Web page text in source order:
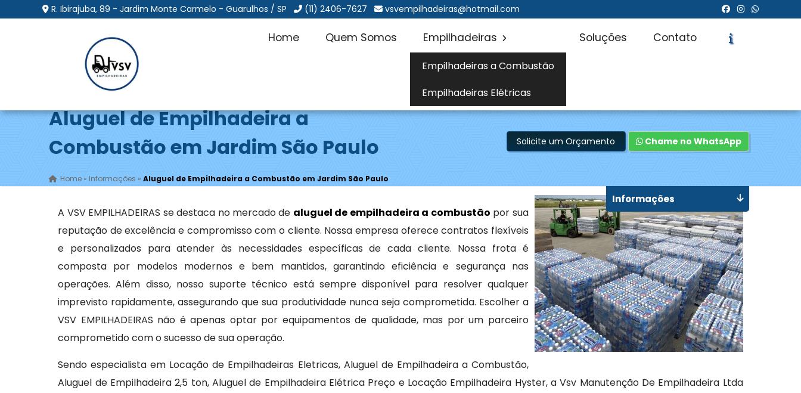
R. Ibirajuba, 89 - Jardim Monte Carmelo - Guarulhos / SP (11) 2406-7627 vsvempilhadeiras@hotmail.com
Home Quem Somos Empilhadeiras
Empilhadeiras a Combustão
Empilhadeiras Elétricas
Soluções Contato
Aluguel de Empilhadeira a
Combustão em Jardim São Paulo
Home »Informações »Aluguel de Empilhadeira a Combustão em Jardim São Paulo
Solicite um Orçamento Chame no WhatsApp
A VSV EMPILHADEIRAS se destaca no mercado de aluguel de empilhadeira a combustão por sua
reputação de excelência e compromisso com o cliente. Nossa empresa oferece contratos flexíveis
e personalizados para atender às necessidades específicas de cada cliente. Nossa frota é
composta por modelos modernos e bem mantidos, garantindo eficiência e segurança nas
operações. Além disso, nosso suporte técnico está sempre disponível para resolver qualquer
imprevisto rapidamente, assegurando que sua produtividade nunca seja comprometida. Escolher a
VSV EMPILHADEIRAS não é apenas optar por equipamentos de qualidade, mas por um parceiro
comprometido com o sucesso de sua operação.
Sendo especialista em Locação de Empilhadeiras Eletricas, Aluguel de Empilhadeira a Combustão,
Aluguel de Empilhadeira 2,5 ton, Aluguel de Empilhadeira Elétrica Preço e Locação Empilhadeira Hyster, a Vsv Manutenção De Empilhadeira Ltda
Informações